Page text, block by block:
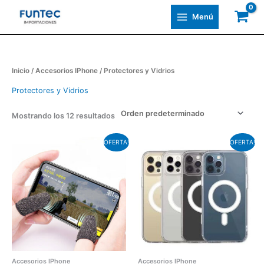
contenido
Menú
Inicio / Accesorios IPhone / Protectores y Vidrios
Protectores y Vidrios
Mostrando los 12 resultados
OFERTA!
Accesorios IPhone
precio
original
era:
$120,00.
precio
es:
$80,00.
OFERTA!
Accesorios IPhone
precio
original
era:
$350,00.
precio
actual
es:
$250,00.
Este
producto
varias
variantes.
Las
opciones